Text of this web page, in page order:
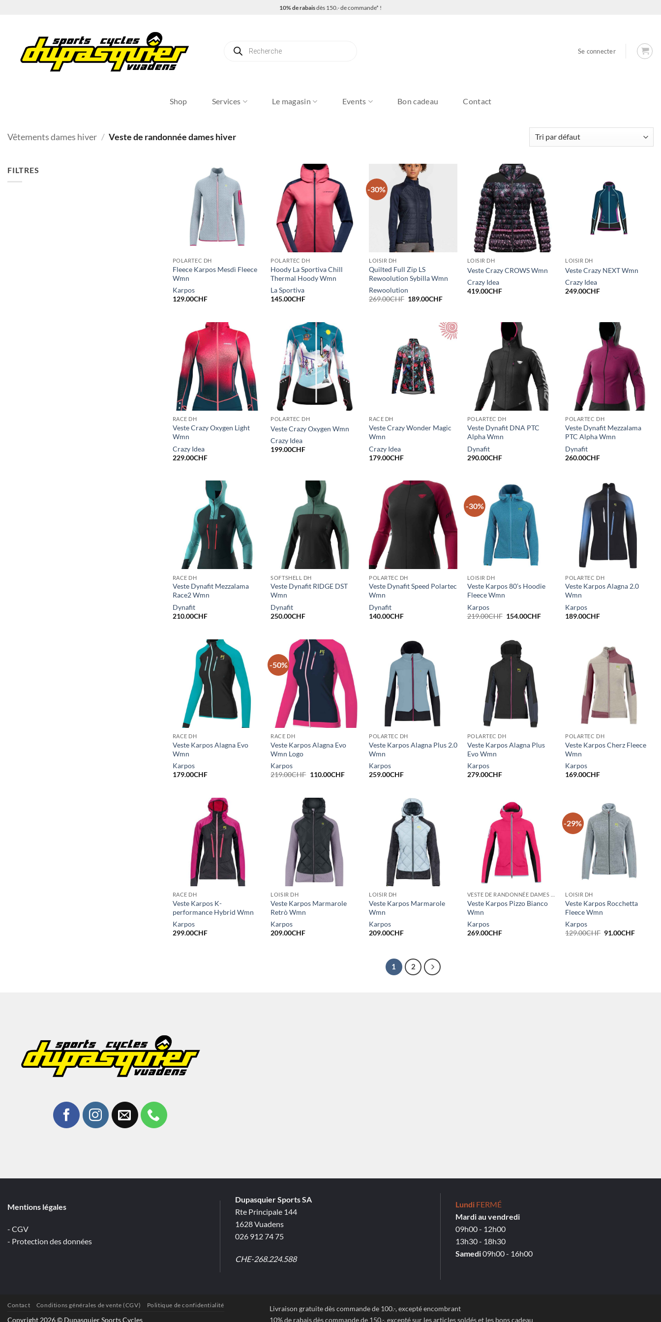
10% de rabaisdès 150.- de commande* !
produits
Se connecter
Shop Services Le magasin Events Bon cadeau Contact
Vêtements dames hiver / Veste de randonnée dames hiver
FILTRES
POLARTEC DH
Fleece Karpos Mesdì Fleece
Wmn
Karpos
129.00CHF
POLARTEC DH
Hoody La Sportiva Chill
Thermal Hoody Wmn
La Sportiva
145.00CHF
-30%
LOISIR DH
Quilted Full Zip LS
Rewoolution Sybilla Wmn
Rewoolution
269.00CHF Le
269.00CHF.
189.00CHFLe
189.00CHF.
LOISIR DH
Veste Crazy CROWS Wmn
Crazy Idea
419.00CHF
LOISIR DH
Veste Crazy NEXT Wmn
Crazy Idea
249.00CHF
RACE DH
Veste Crazy Oxygen Light
Wmn
Crazy Idea
229.00CHF
POLARTEC DH
Veste Crazy Oxygen Wmn
Crazy Idea
199.00CHF
RACE DH
Veste Crazy Wonder Magic
Wmn
Crazy Idea
179.00CHF
POLARTEC DH
Veste Dynafit DNA PTC
Alpha Wmn
Dynafit
290.00CHF
POLARTEC DH
Veste Dynafit Mezzalama
PTC Alpha Wmn
Dynafit
260.00CHF
RACE DH
Veste Dynafit Mezzalama
Race2 Wmn
Dynafit
210.00CHF
SOFTSHELL DH
Veste Dynafit RIDGE DST
Wmn
Dynafit
250.00CHF
POLARTEC DH
Veste Dynafit Speed Polartec
Wmn
Dynafit
140.00CHF
-30%
LOISIR DH
Veste Karpos 80’s Hoodie
Fleece Wmn
Karpos
219.00CHF Le
219.00CHF.
154.00CHFLe
POLARTEC DH
Veste Karpos Alagna 2.0
Wmn
Karpos
189.00CHF
RACE DH
Veste Karpos Alagna Evo
Wmn
Karpos
179.00CHF
-50%
RACE DH
Veste Karpos Alagna Evo
Wmn Logo
Karpos
219.00CHF Le
219.00CHF.
110.00CHFLe
POLARTEC DH
Veste Karpos Alagna Plus 2.0
Wmn
Karpos
259.00CHF
POLARTEC DH
Veste Karpos Alagna Plus
Evo Wmn
Karpos
279.00CHF
POLARTEC DH
Veste Karpos Cherz Fleece
Wmn
Karpos
169.00CHF
RACE DH
Veste Karpos K-
performance Hybrid Wmn
Karpos
299.00CHF
LOISIR DH
Veste Karpos Marmarole
Retrò Wmn
Karpos
209.00CHF
LOISIR DH
Veste Karpos Marmarole
Wmn
Karpos
209.00CHF
Veste Karpos Pizzo Bianco
Wmn
Karpos
269.00CHF
-29%
LOISIR DH
Veste Karpos Rocchetta
Fleece Wmn
Karpos
129.00CHF Le
91.00CHFLe
1 2
Mentions légales
- CGV
- Protection des données
Dupasquier Sports SA
Rte Principale 144
1628 Vuadens
026 912 74 75
CHE-268.224.588
Lundi FERMÉ
Mardi au vendredi
09h00 - 12h00
13h30 - 18h30
Samedi09h00 - 16h00
Livraison gratuite dès commande de 100.-, excepté encombrant
10% de rabais dès commande de 150.-, excepté sur les articles soldés et les bons cadeau
Contact Conditions générales de vente (CGV) Politique de confidentialité
Copyright 2026 © Dupasquier Sports Cycles